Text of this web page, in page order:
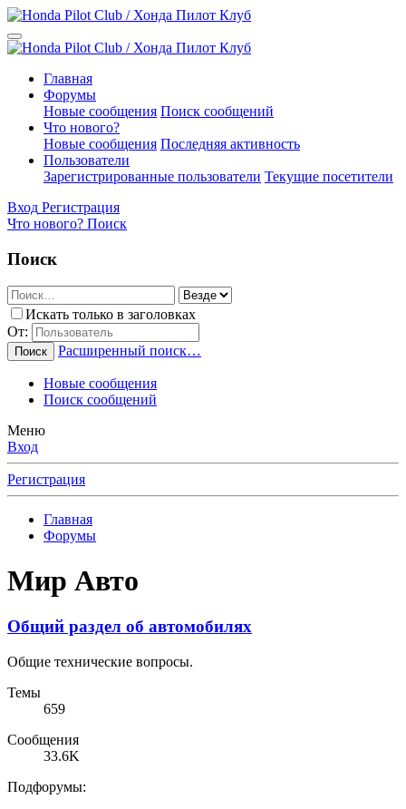
Главная
Форумы
Новые сообщения Поиск сообщений
Что нового?
Новые сообщения Последняя активность
Пользователи
Зарегистрированные пользователи Текущие посетители
Вход Регистрация
Что нового? Поиск
Поиск
Искать только в заголовках
От:
Поиск Расширенный поиск…
Новые сообщения
Поиск сообщений
Меню
Вход
Регистрация
Главная
Форумы
Мир Авто
Общий раздел об автомобилях
Общие технические вопросы.
Темы
659
Сообщения
33.6K
Подфорумы: